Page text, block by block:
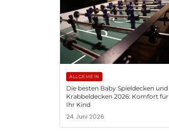
ALLGEMEIN
Die besten Baby Spieldecken und
Krabbeldecken 2026: Komfort für
Ihr Kind
24. Juni 2026